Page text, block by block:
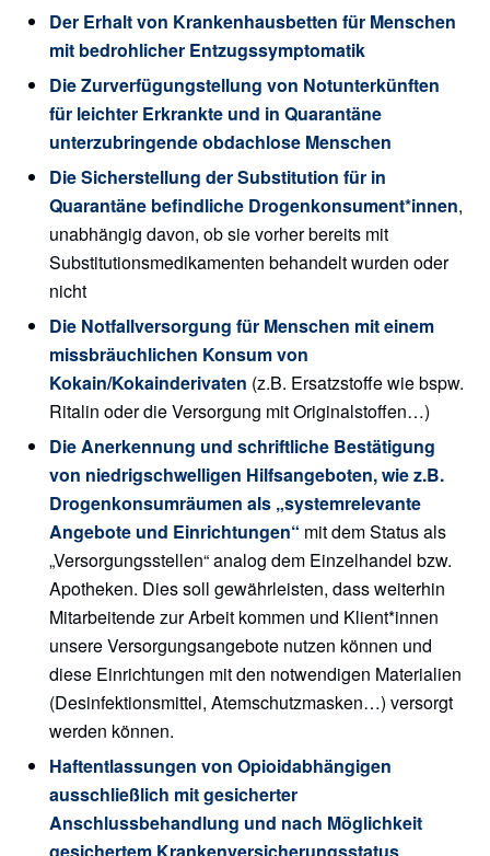
Der Erhalt von Krankenhausbetten für Menschen
mit bedrohlicher Entzugssymptomatik
Die Zurverfügungstellung von Notunterkünften
für leichter Erkrankte und in Quarantäne
unterzubringende obdachlose Menschen
Die Sicherstellung der Substitution für in
Quarantäne befindliche Drogenkonsument*innen,
unabhängig davon, ob sie vorher bereits mit
Substitutionsmedikamenten behandelt wurden oder
nicht
Die Notfallversorgung für Menschen mit einem
missbräuchlichen Konsum von
Kokain/Kokainderivaten (z.B. Ersatzstoffe wie bspw.
Ritalin oder die Versorgung mit Originalstoffen…)
Die Anerkennung und schriftliche Bestätigung
von niedrigschwelligen Hilfsangeboten, wie z.B.
Drogenkonsumräumen als „systemrelevante
Angebote und Einrichtungen“ mit dem Status als
„Versorgungsstellen“ analog dem Einzelhandel bzw.
Apotheken. Dies soll gewährleisten, dass weiterhin
Mitarbeitende zur Arbeit kommen und Klient*innen
unsere Versorgungsangebote nutzen können und
diese Einrichtungen mit den notwendigen Materialien
(Desinfektionsmittel, Atemschutzmasken…) versorgt
werden können.
Haftentlassungen von Opioidabhängigen
ausschließlich mit gesicherter
Anschlussbehandlung und nach Möglichkeit
gesichertem Krankenversicherungsstatus